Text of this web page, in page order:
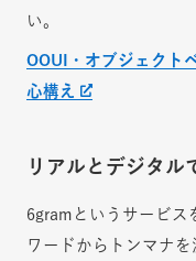
い。
OOUI・オブジェクト
心構え
リアルとデジタル
6gramというサービス
ワードからトンマナを